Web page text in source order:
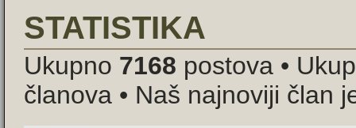
STATISTIKA
Ukupno 7168 postova •
članova • Naš najnoviji član